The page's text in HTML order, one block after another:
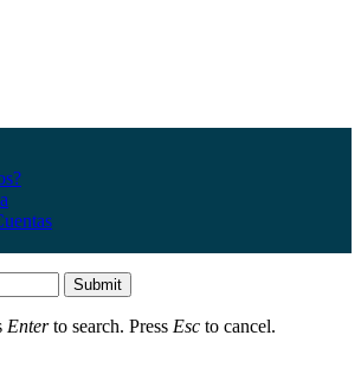
Submit
Enterto search. Press Esc to cancel.